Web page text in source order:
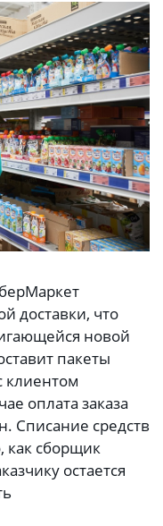
доставки, что
новой
пакеты
клиентом
оплата заказа
Списание средств
как сборщик
остается